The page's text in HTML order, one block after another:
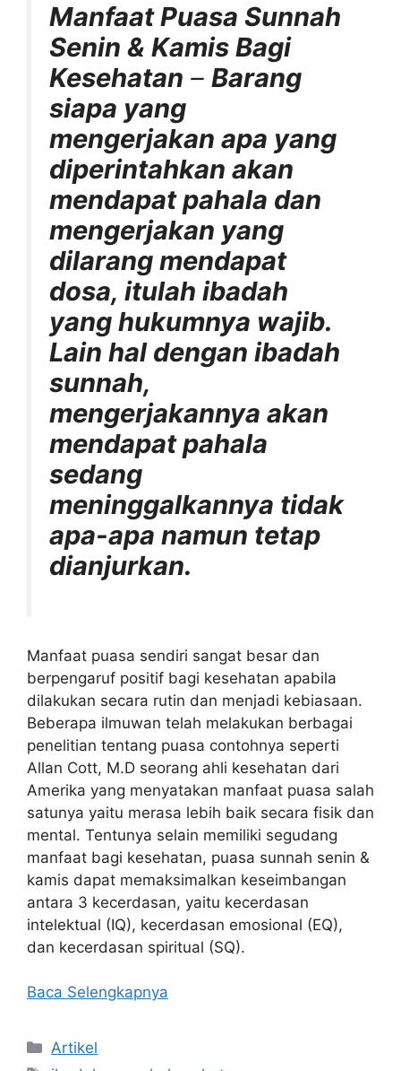
Manfaat Puasa Sunnah
Senin & Kamis Bagi
Kesehatan – Barang
siapa yang
mengerjakan apa yang
diperintahkan akan
mendapat pahala dan
mengerjakan yang
dilarang mendapat
dosa, itulah ibadah
yang hukumnya wajib.
Lain hal dengan ibadah
sunnah,
mengerjakannya akan
mendapat pahala
sedang
meninggalkannya tidak
apa-apa namun tetap
dianjurkan.
Manfaat puasa sendiri sangat besar dan
berpengaruf positif bagi kesehatan apabila
dilakukan secara rutin dan menjadi kebiasaan.
Beberapa ilmuwan telah melakukan berbagai
penelitian tentang puasa contohnya seperti
Allan Cott, M.D seorang ahli kesehatan dari
Amerika yang menyatakan manfaat puasa salah
satunya yaitu merasa lebih baik secara fisik dan
mental. Tentunya selain memiliki segudang
manfaat bagi kesehatan, puasa sunnah senin &
kamis dapat memaksimalkan keseimbangan
antara 3 kecerdasan, yaitu kecerdasan
intelektual (IQ), kecerdasan emosional (EQ),
dan kecerdasan spiritual (SQ).
Baca Selengkapnya
Kategori
Artikel